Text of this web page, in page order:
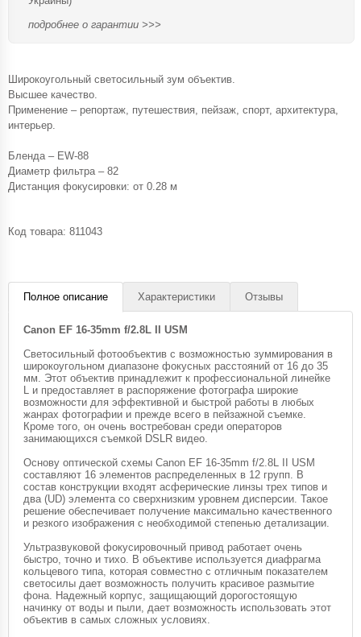
подробнее о гарантии >>>
Широкоугольный светосильный зум объектив.
Высшее качество.
Применение – репортаж, путешествия, пейзаж, спорт, архитектура,
интерьер.
Бленда – EW-88
Диаметр фильтра – 82
Дистанция фокусировки: от 0.28 м
Код товара: 811043
Полное описание Характеристики Отзывы
Canon EF 16-35mm f/2.8L II USM
Светосильный фотообъектив с возможностью зуммирования в
широкоугольном диапазоне фокусных расстояний от 16 до 35
мм. Этот объектив принадлежит к профессиональной линейке
L и предоставляет в распоряжение фотографа широкие
возможности для эффективной и быстрой работы в любых
жанрах фотографии и прежде всего в пейзажной съемке.
Кроме того, он очень востребован среди операторов
занимающихся съемкой DSLR видео.
Основу оптической схемы Canon EF 16-35mm f/2.8L II USM
составляют 16 элементов распределенных в 12 групп. В
состав конструкции входят асферические линзы трех типов и
два (UD) элемента со сверхнизким уровнем дисперсии. Такое
решение обеспечивает получение максимально качественного
и резкого изображения с необходимой степенью детализации.
Ультразвуковой фокусировочный привод работает очень
быстро, точно и тихо. В объективе используется диафрагма
кольцевого типа, которая совместно с отличным показателем
светосилы дает возможность получить красивое размытие
фона. Надежный корпус, защищающий дорогостоящую
начинку от воды и пыли, дает возможность использовать этот
объектив в самых сложных условиях.